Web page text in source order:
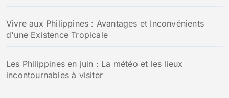
Vivre aux Philippines : Avantages et Inconvénients
d'une Existence Tropicale
Les Philippines en juin : La météo et les lieux
incontournables à visiter